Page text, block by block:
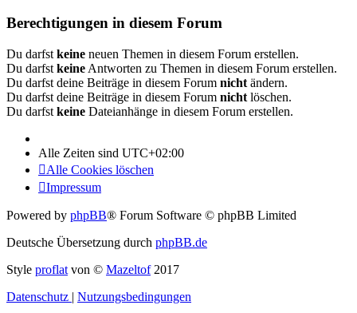
Berechtigungen in diesem Forum
Du darfst keine neuen Themen in diesem Forum erstellen.
Du darfst keine Antworten zu Themen in diesem Forum erstellen.
Du darfst deine Beiträge in diesem Forum nicht ändern.
Du darfst deine Beiträge in diesem Forum nicht löschen.
Du darfst keine Dateianhänge in diesem Forum erstellen.
Alle Zeiten sind UTC+02:00
Alle Cookies löschen
Impressum
Powered by phpBB® Forum Software © phpBB Limited
Deutsche Übersetzung durch phpBB.de
Style proflat von © Mazeltof2017
Datenschutz | Nutzungsbedingungen